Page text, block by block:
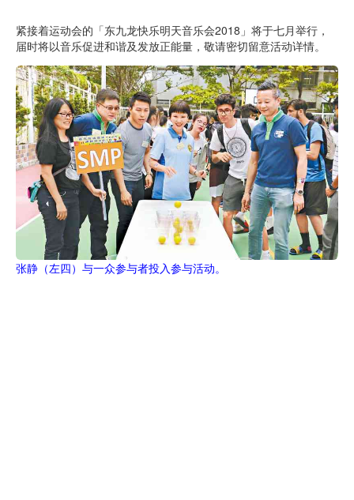
紧接着运动会的「东九龙快乐明天音乐会2018」将于七月举行，
届时将以音乐促进和谐及发放正能量，敬请密切留意活动详情。
张静（左四）与一众参与者投入参与活动。